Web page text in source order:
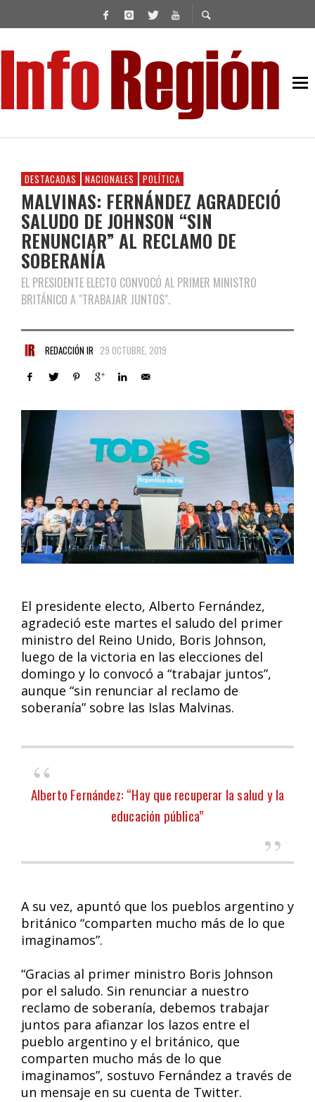
DESTACADAS NACIONALES POLÍTICA
MALVINAS: FERNÁNDEZ AGRADECIÓ
SALUDO DE JOHNSON “SIN
RENUNCIAR” AL RECLAMO DE
SOBERANÍA
EL PRESIDENTE ELECTO CONVOCÓ AL PRIMER MINISTRO
BRITÁNICO A "TRABAJAR JUNTOS".
REDACCIÓN IR 29 OCTUBRE, 2019
El presidente electo, Alberto Fernández,
agradeció este martes el saludo del primer
ministro del Reino Unido, Boris Johnson,
luego de la victoria en las elecciones del
domingo y lo convocó a “trabajar juntos”,
aunque “sin renunciar al reclamo de
soberanía” sobre las Islas Malvinas.
Alberto Fernández: “Hay que recuperar la salud y la
educación pública”
A su vez, apuntó que los pueblos argentino y
británico “comparten mucho más de lo que
imaginamos”.
“Gracias al primer ministro Boris Johnson
por el saludo. Sin renunciar a nuestro
reclamo de soberanía, debemos trabajar
juntos para afianzar los lazos entre el
pueblo argentino y el británico, que
comparten mucho más de lo que
imaginamos”, sostuvo Fernández a través de
un mensaje en su cuenta de Twitter.